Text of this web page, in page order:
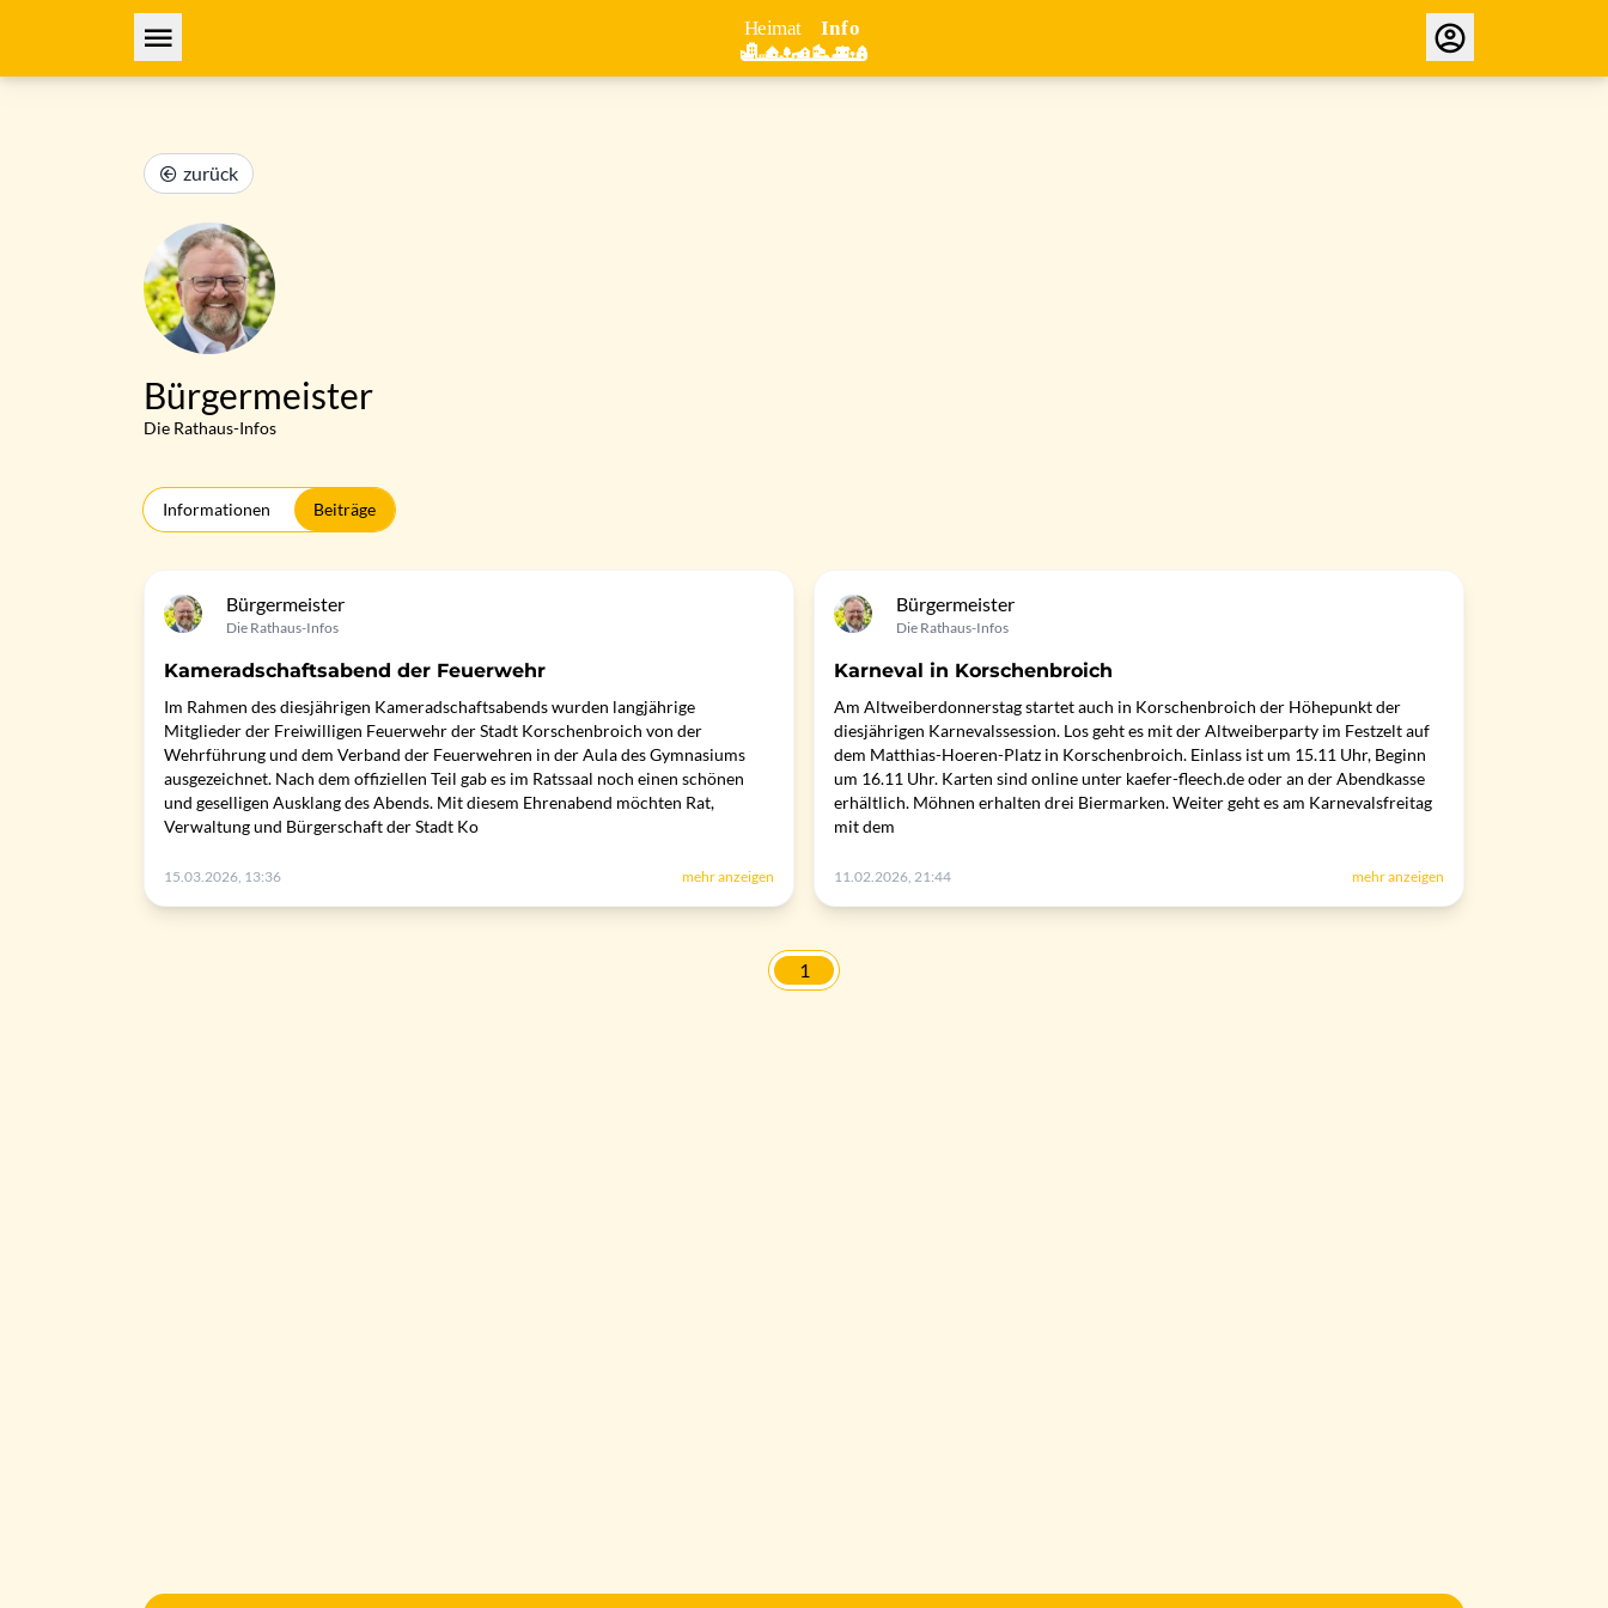
zurück
Bürgermeister
Die Rathaus-Infos
Informationen Beiträge
Bürgermeister
Die Rathaus-Infos
Kameradschaftsabend der Feuerwehr
Im Rahmen des diesjährigen Kameradschaftsabends wurden langjährige
Mitglieder der Freiwilligen Feuerwehr der Stadt Korschenbroich von der
Wehrführung und dem Verband der Feuerwehren in der Aula des Gymnasiums
ausgezeichnet. Nach dem offiziellen Teil gab es im Ratssaal noch einen schönen
und geselligen Ausklang des Abends. Mit diesem Ehrenabend möchten Rat,
Verwaltung und Bürgerschaft der Stadt Ko
15.03.2026, 13:36 mehr anzeigen
Bürgermeister
Die Rathaus-Infos
Karneval in Korschenbroich
Am Altweiberdonnerstag startet auch in Korschenbroich der Höhepunkt der
diesjährigen Karnevalssession. Los geht es mit der Altweiberparty im Festzelt auf
dem Matthias-Hoeren-Platz in Korschenbroich. Einlass ist um 15.11 Uhr, Beginn
um 16.11 Uhr. Karten sind online unter kaefer-fleech.de oder an der Abendkasse
erhältlich. Möhnen erhalten drei Biermarken. Weiter geht es am Karnevalsfreitag
mit dem
11.02.2026, 21:44 mehr anzeigen
1